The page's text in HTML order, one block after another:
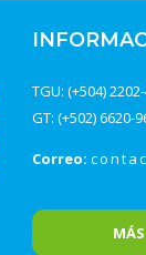
TGU: (+504)
GT: (+502) 6620-
Correo: